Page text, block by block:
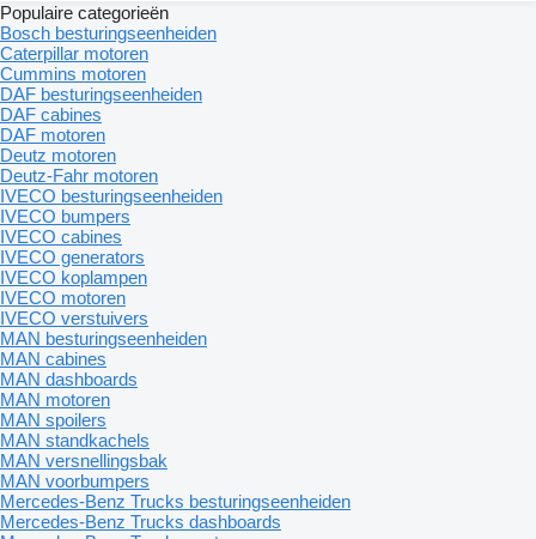
Populaire categorieën
Bosch besturingseenheiden
Caterpillar motoren
Cummins motoren
DAF besturingseenheiden
DAF cabines
DAF motoren
Deutz motoren
Deutz-Fahr motoren
IVECO besturingseenheiden
IVECO bumpers
IVECO cabines
IVECO generators
IVECO koplampen
IVECO motoren
IVECO verstuivers
MAN besturingseenheiden
MAN cabines
MAN dashboards
MAN motoren
MAN spoilers
MAN standkachels
MAN versnellingsbak
MAN voorbumpers
Mercedes-Benz Trucks besturingseenheiden
Mercedes-Benz Trucks dashboards